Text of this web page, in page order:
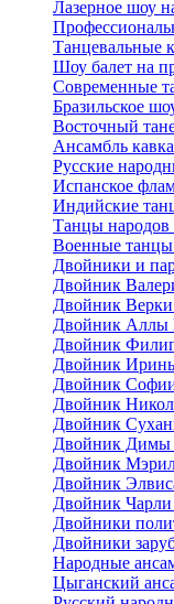
Лазерное шоу
Танцевальные
Шоу балет на
Современные
Бразильское
Восточный
Ансамбль
Русские
Испанское
Индийские
Танцы народов
Военные танцы
Двойники и
Двойник
Двойник
Двойник Аллы
Двойник
Двойник
Двойник
Двойник
Двойник
Двойник Димы
Двойник
Двойник
Двойник
Двойники
Двойники
Народные
Цыганский